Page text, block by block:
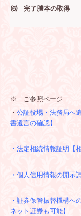
⑹ 完了謄本の取得
※ ご参照ページ
・ 公証役場・法務局へ
書遺言の確認】
・法定相続情報証明【
・個人信用情報の開示
・証券保管振替機構へ
ネット証券も可能】